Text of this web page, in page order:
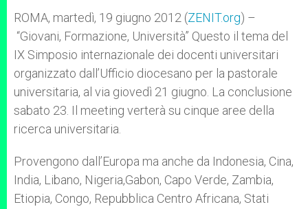
p
p
g
e
r
o
k
r
ROMA, martedì, 19 giugno 2012 (ZENIT.org) –
“Giovani, Formazione, Università” Questo il tema del
IX Simposio internazionale dei docenti universitari
organizzato dall’Ufficio diocesano per la pastorale
universitaria, al via giovedì 21 giugno. La conclusione
sabato 23. Il meeting verterà su cinque aree della
ricerca universitaria.
Provengono dall’Europa ma anche da Indonesia, Cina,
India, Libano, Nigeria,Gabon, Capo Verde, Zambia,
Etiopia, Congo, Repubblica Centro Africana, Stati